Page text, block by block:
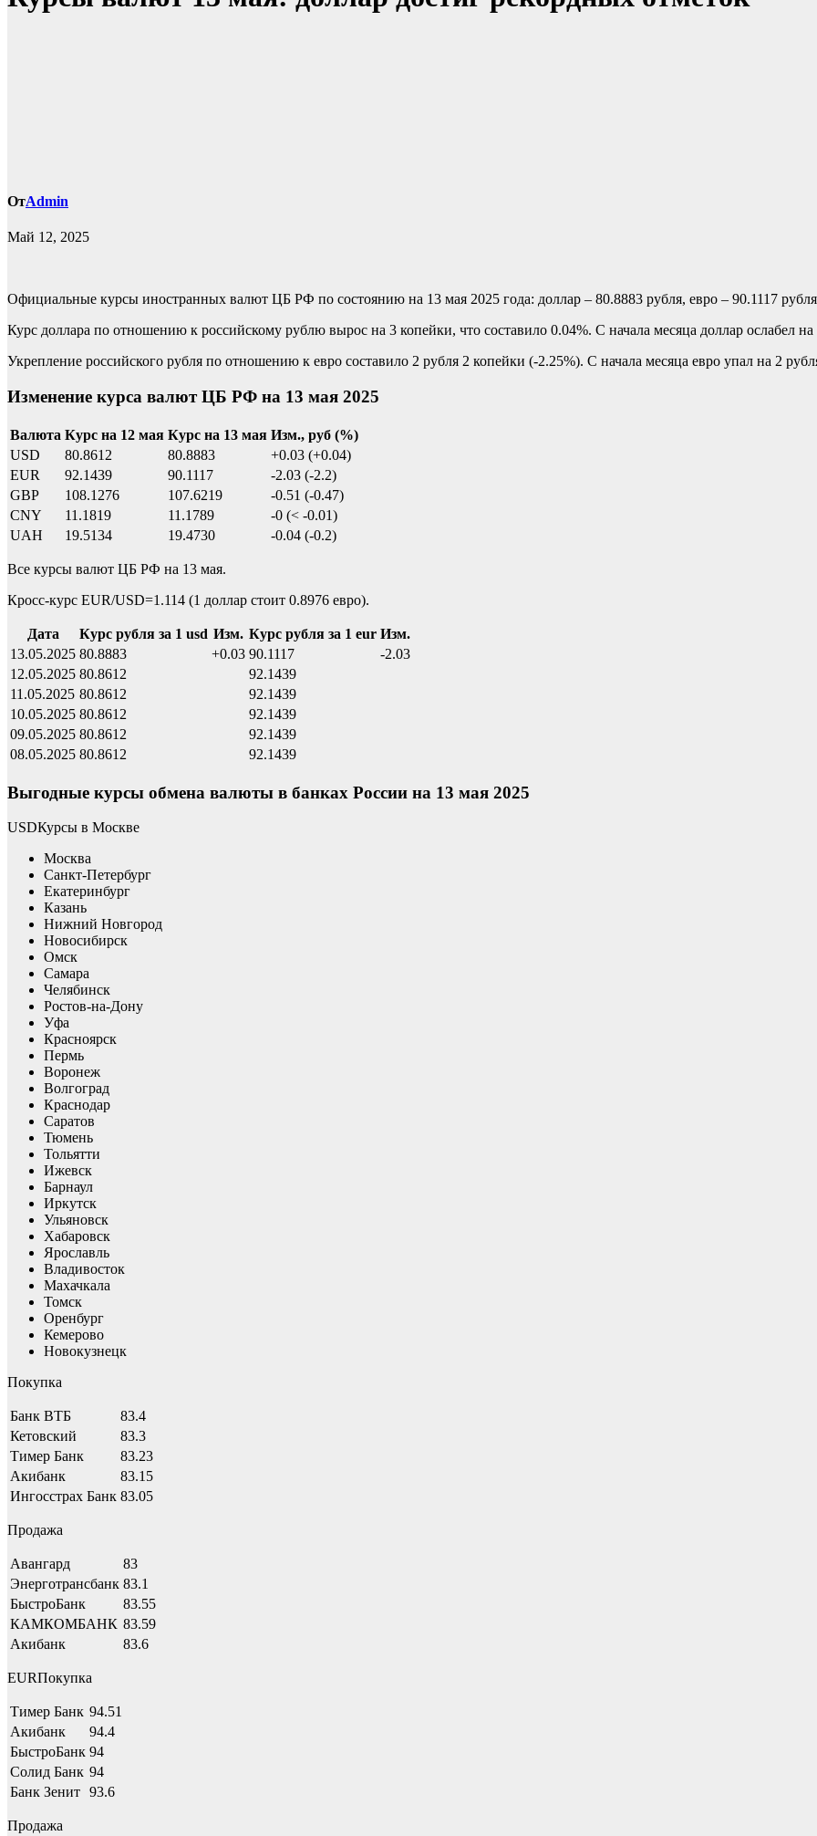
ОтAdmin
Май 12, 2025
Официальные курсы иностранных валют ЦБ РФ по состоянию на 13 мая 2025 года: доллар – 80.8883 рубля, евро – 90.1117
Курс доллара по отношению к российскому рублю вырос на 3 копейки, что составило 0.04%. С начала месяца доллар ослабел на
Укрепление российского рубля по отношению к евро составило 2 рубля 2 копейки (-2.25%). С начала месяца евро упал на 2
Изменение курса валют ЦБ РФ на 13 мая 2025
Валюта Курс на 12 мая Курс на 13 мая Изм., руб (%)
USD
80.8612 80.8883
+0.03 (+0.04)
EUR
92.1439 90.1117
-2.03 (-2.2)
GBP
108.1276 107.6219
-0.51 (-0.47)
CNY
11.1819 11.1789
-0 (< -0.01)
UAH
19.5134 19.4730 -0.04 (-0.2)
Все курсы валют ЦБ РФ на 13 мая.
Кросс-курс EUR/USD=1.114 (1 доллар стоит 0.8976 евро).
Дата Курс рубля за 1 usd Изм. Курс рубля за 1 eur Изм.
13.05.2025 80.8883 +0.03 90.1117
-2.03
12.05.2025 80.8612
92.1439
11.05.2025 80.8612
92.1439
10.05.2025 80.8612
92.1439
09.05.2025 80.8612
92.1439
08.05.2025 80.8612 92.1439
Выгодные курсы обмена валюты в банках России на 13 мая 2025
USDКурсы в Москве
Москва
Санкт-Петербург
Екатеринбург
Казань
Нижний Новгород
Новосибирск
Омск
Самара
Челябинск
Ростов-на-Дону
Уфа
Красноярск
Пермь
Воронеж
Волгоград
Краснодар
Саратов
Тюмень
Тольятти
Ижевск
Барнаул
Иркутск
Ульяновск
Хабаровск
Ярославль
Владивосток
Махачкала
Томск
Оренбург
Кемерово
Новокузнецк
Покупка
Банк ВТБ
83.4
Кетовский
83.3
Тимер Банк
83.23
Акибанк
83.15
Ингосстрах Банк 83.05
Продажа
Авангард
83
Энерготрансбанк 83.1
БыстроБанк
83.55
КАМКОМБАНК 83.59
Акибанк
83.6
EURПокупка
Тимер Банк 94.51
Акибанк
94.4
БыстроБанк 94
Солид Банк 94
Банк Зенит 93.6
Продажа